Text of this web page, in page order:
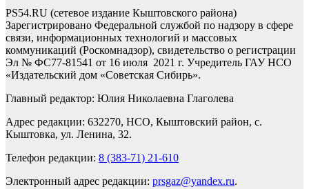
PS54.RU (сетевое издание Кыштовского района)
Зарегистрировано Федеральной службой по надзору в сфере
связи, информационных технологий и массовых
коммуникаций (Роскомнадзор), свидетельство о регистрации
Эл № ФС77-81541 от 16 июля 2021 г. Учредитель ГАУ НСО
«Издательский дом «Советская Сибирь».
Главный редактор: Юлия Николаевна Глаголева
Адрес редакции: 632270, НСО, Кыштовский район, с.
Кыштовка, ул. Ленина, 32.
Телефон редакции: 8 (383-71) 21-610
Электронный адрес редакции: prsgaz@yandex.ru.